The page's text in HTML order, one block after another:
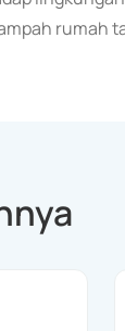
rumah